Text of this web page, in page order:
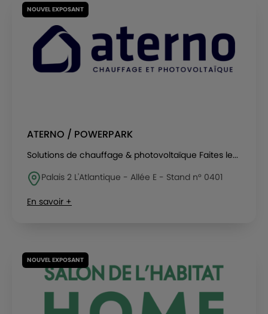
NOUVEL EXPOSANT
ATERNO / POWERPARK
Solutions de chauffage & photovoltaïque Faites le...
Palais 2 L'Atlantique - Allée E - Stand n° 0401
En savoir +
NOUVEL EXPOSANT